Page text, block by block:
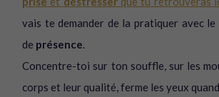
vais te demander de la pratiquer avec le
de présence.
Concentre-toi sur ton souffle, sur les
corps et leur qualité, ferme les yeux